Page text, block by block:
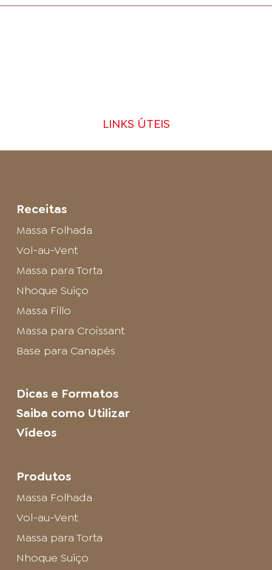
LINKS ÚTEIS
Receitas
Massa Folhada
Vol-au-Vent
Massa para Torta
Nhoque Suíço
Massa Fillo
Massa para Croissant
Base para Canapés
Dicas e Formatos
Saiba como Utilizar
Vídeos
Produtos
Massa Folhada
Vol-au-Vent
Massa para Torta
Nhoque Suíço